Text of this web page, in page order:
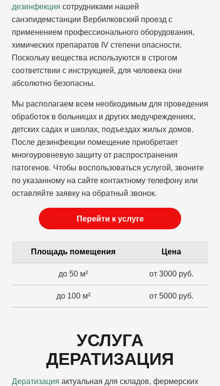
дезинфекция сотрудниками нашей
санэпидемстанции Вербилковский проезд с
применением профессионального оборудования,
химических препаратов IV степени опасности.
Поскольку вещества используются в строгом
соответствии с инструкцией, для человека они
абсолютно безопасны.
Мы располагаем всем необходимым для проведения
обработок в больницах и других медучреждениях,
детских садах и школах, подъездах жилых домов.
После дезинфекции помещение приобретает
многоуровневую защиту от распространения
патогенов. Чтобы воспользоваться услугой, звоните
по указанному на сайте контактному телефону или
оставляйте заявку на обратный звонок.
Перейти к услуге
Площадь помещения Цена
до 50 м² от 3000 руб.
до 100 м² от 5000 руб.
УСЛУГА
ДЕРАТИЗАЦИЯ
Дератизация актуальная для складов, фермерских